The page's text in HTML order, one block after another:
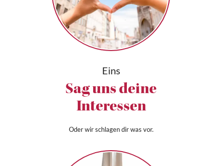
Eins
Sag uns deine
Interessen
Oder wir schlagen dir was vor.